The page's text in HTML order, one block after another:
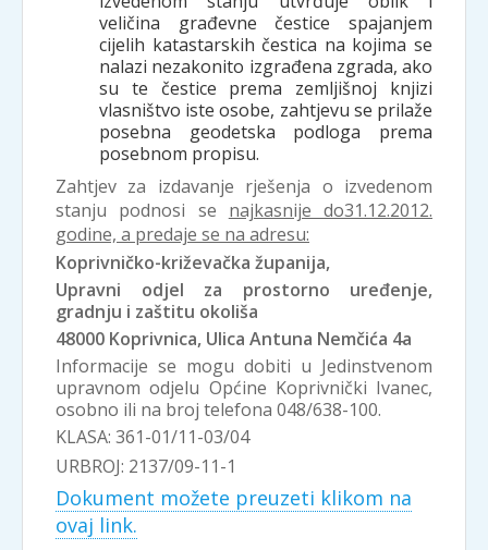
veličina građevne čestice spajanjem
cijelih katastarskih čestica na kojima se
nalazi nezakonito izgrađena zgrada, ako
su te čestice prema zemljišnoj knjizi
vlasništvo iste osobe, zahtjevu se prilaže
posebna geodetska podloga prema
posebnom propisu.
Zahtjev za izdavanje rješenja o izvedenom
stanju podnosi se najkasnije do31.12.2012.
godine, a predaje se na adresu:
Koprivničko-križevačka županija,
Upravni odjel za prostorno uređenje,
gradnju i zaštitu okoliša
48000 Koprivnica, Ulica Antuna Nemčića 4a
Informacije se mogu dobiti u Jedinstvenom
upravnom odjelu Općine Koprivnički Ivanec,
osobno ili na broj telefona 048/638-100.
KLASA: 361-01/11-03/04
URBROJ: 2137/09-11-1
Dokument možete preuzeti klikom na
ovaj link.